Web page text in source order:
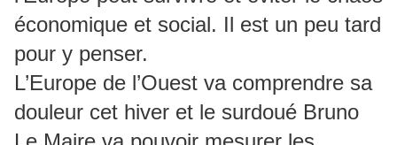
économique et social. Il est un peu tard
pour y penser.
L’Europe de l’Ouest va comprendre sa
douleur cet hiver et le surdoué Bruno